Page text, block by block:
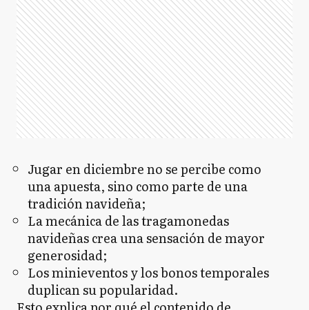
Jugar en diciembre no se percibe como
una apuesta, sino como parte de una
tradición navideña;
La mecánica de las tragamonedas
navideñas crea una sensación de mayor
generosidad;
Los minieventos y los bonos temporales
duplican su popularidad.